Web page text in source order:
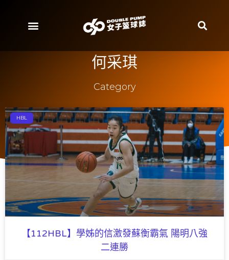
何采琪
Category
HBL
【112HBL】學姊的信激發蘇衡霸氣 陽明八強
二連勝